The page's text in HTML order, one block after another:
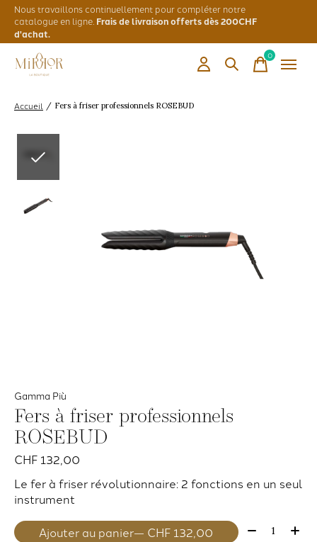
Nous travaillons continuellement pour compléter notre
catalogue en ligne. Frais de livraison offerts dès 200CHF
d'achat.
0items
Accueil / Fers à friser professionnels ROSEBUD
Gamma Più
Fers à friser professionnels
ROSEBUD
CHF 132,00
Le fer à friser révolutionnaire: 2 fonctions en un seul
instrument
Ajouter au panier — CHF 132,00 Quantité: